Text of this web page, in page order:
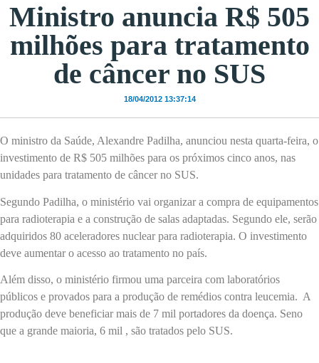
Ministro anuncia R$ 505
milhões para tratamento
de câncer no SUS
18/04/2012 13:37:14
O ministro da Saúde, Alexandre Padilha, anunciou nesta quarta-feira, o
investimento de R$ 505 milhões para os próximos cinco anos, nas
unidades para tratamento de câncer no SUS.
Segundo Padilha, o ministério vai organizar a compra de equipamentos
para radioterapia e a construção de salas adaptadas. Segundo ele, serão
adquiridos 80 aceleradores nuclear para radioterapia. O investimento
deve aumentar o acesso ao tratamento no país.
Além disso, o ministério firmou uma parceira com laboratórios
públicos e provados para a produção de remédios contra leucemia. A
produção deve beneficiar mais de 7 mil portadores da doença. Seno
que a grande maioria, 6 mil , são tratados pelo SUS.